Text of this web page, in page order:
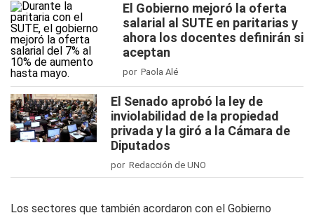
El Gobierno mejoró la oferta
salarial al SUTE en paritarias y
ahora los docentes definirán si
aceptan
por Paola Alé
El Senado aprobó la ley de
inviolabilidad de la propiedad
privada y la giró a la Cámara de
Diputados
por Redacción de UNO
Los sectores que también acordaron con el Gobierno